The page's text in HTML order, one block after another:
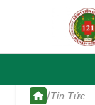
/Tin Tức